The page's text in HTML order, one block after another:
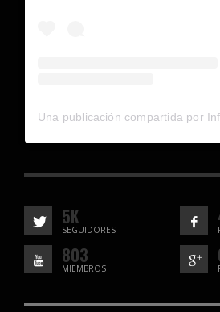
5K
SEGUIDORES
803
MIEMBROS